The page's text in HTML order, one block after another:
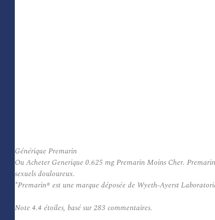
Générique Premarin
Ou Acheter Generique 0.625 mg Premarin Moins Cher.
sexuels douloureux.
*Premarin® est une marque déposée de Wyeth-Ayerst
Note 4.4 étoiles, basé sur283 commentaires.